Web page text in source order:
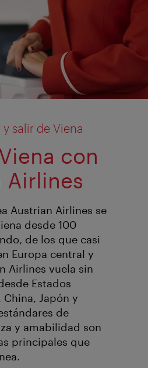
salir de Viena
con
Airlines
Austrian Airlines se
desde 100
de los que casi
Europa central y
Airlines vuela sin
Estados
China, Japón y
de
y amabilidad son
principales que